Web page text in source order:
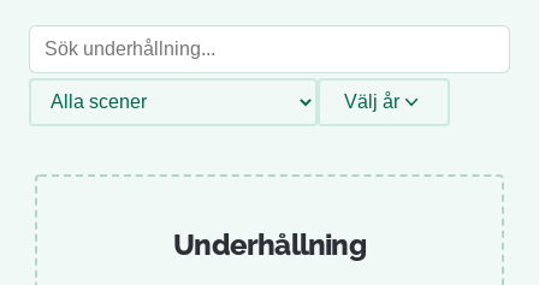
Sök
underhållning
Filtrera
efter
Välj år
Underhållning